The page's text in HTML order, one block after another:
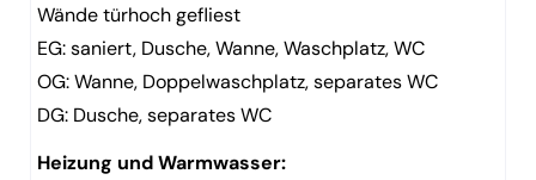
Wände türhoch gefliest
EG: saniert, Dusche, Wanne, Waschplatz, WC
OG: Wanne, Doppelwaschplatz, separates WC
DG: Dusche, separates WC
Heizung und Warmwasser: